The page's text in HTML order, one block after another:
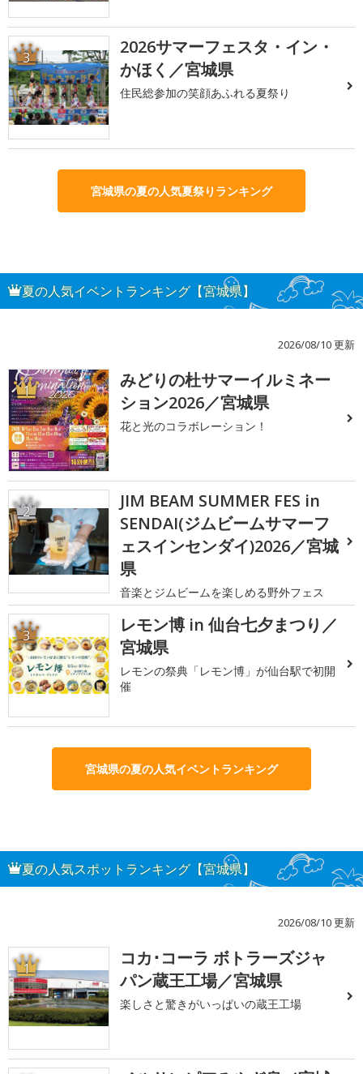
3
2026サマーフェスタ・イン・
かほく／宮城県
住民総参加の笑顔あふれる夏祭り
宮城県の夏の人気夏祭りランキング
夏の人気イベントランキング【宮城県】
2026/08/10 更新
1
みどりの杜サマーイルミネー
ション2026／宮城県
花と光のコラボレーション！
2
JIM BEAM SUMMER FES in
SENDAI(ジムビームサマーフ
ェスインセンダイ)2026／宮城
県
音楽とジムビームを楽しめる野外フェス
3
レモン博 in 仙台七夕まつり／
宮城県
レモンの祭典「レモン博」が仙台駅で初開
催
宮城県の夏の人気イベントランキング
夏の人気スポットランキング【宮城県】
2026/08/10 更新
1
コカ･コーラ ボトラーズジャ
パン蔵王工場／宮城県
楽しさと驚きがいっぱいの蔵王工場